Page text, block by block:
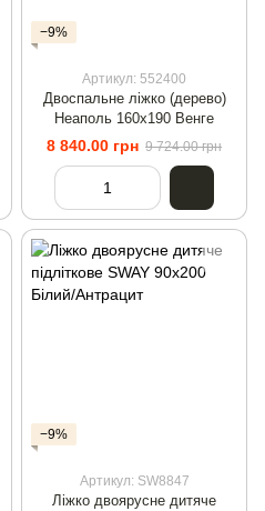
−9%
Артикул: 552400
Двоспальне ліжко (дерево)
Неаполь 160х190 Венге
8 840.00 грн 9 724.00 грн
−9%
Артикул: SW8847
Ліжко двоярусне дитяче